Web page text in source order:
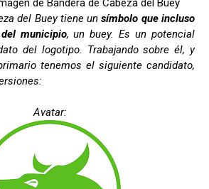
del Buey tiene unsímbolo que incluso
municipio, un buey. Es un potencial
del logotipo. Trabajando sobre él, y
tenemos el siguiente candidato,
Avatar: